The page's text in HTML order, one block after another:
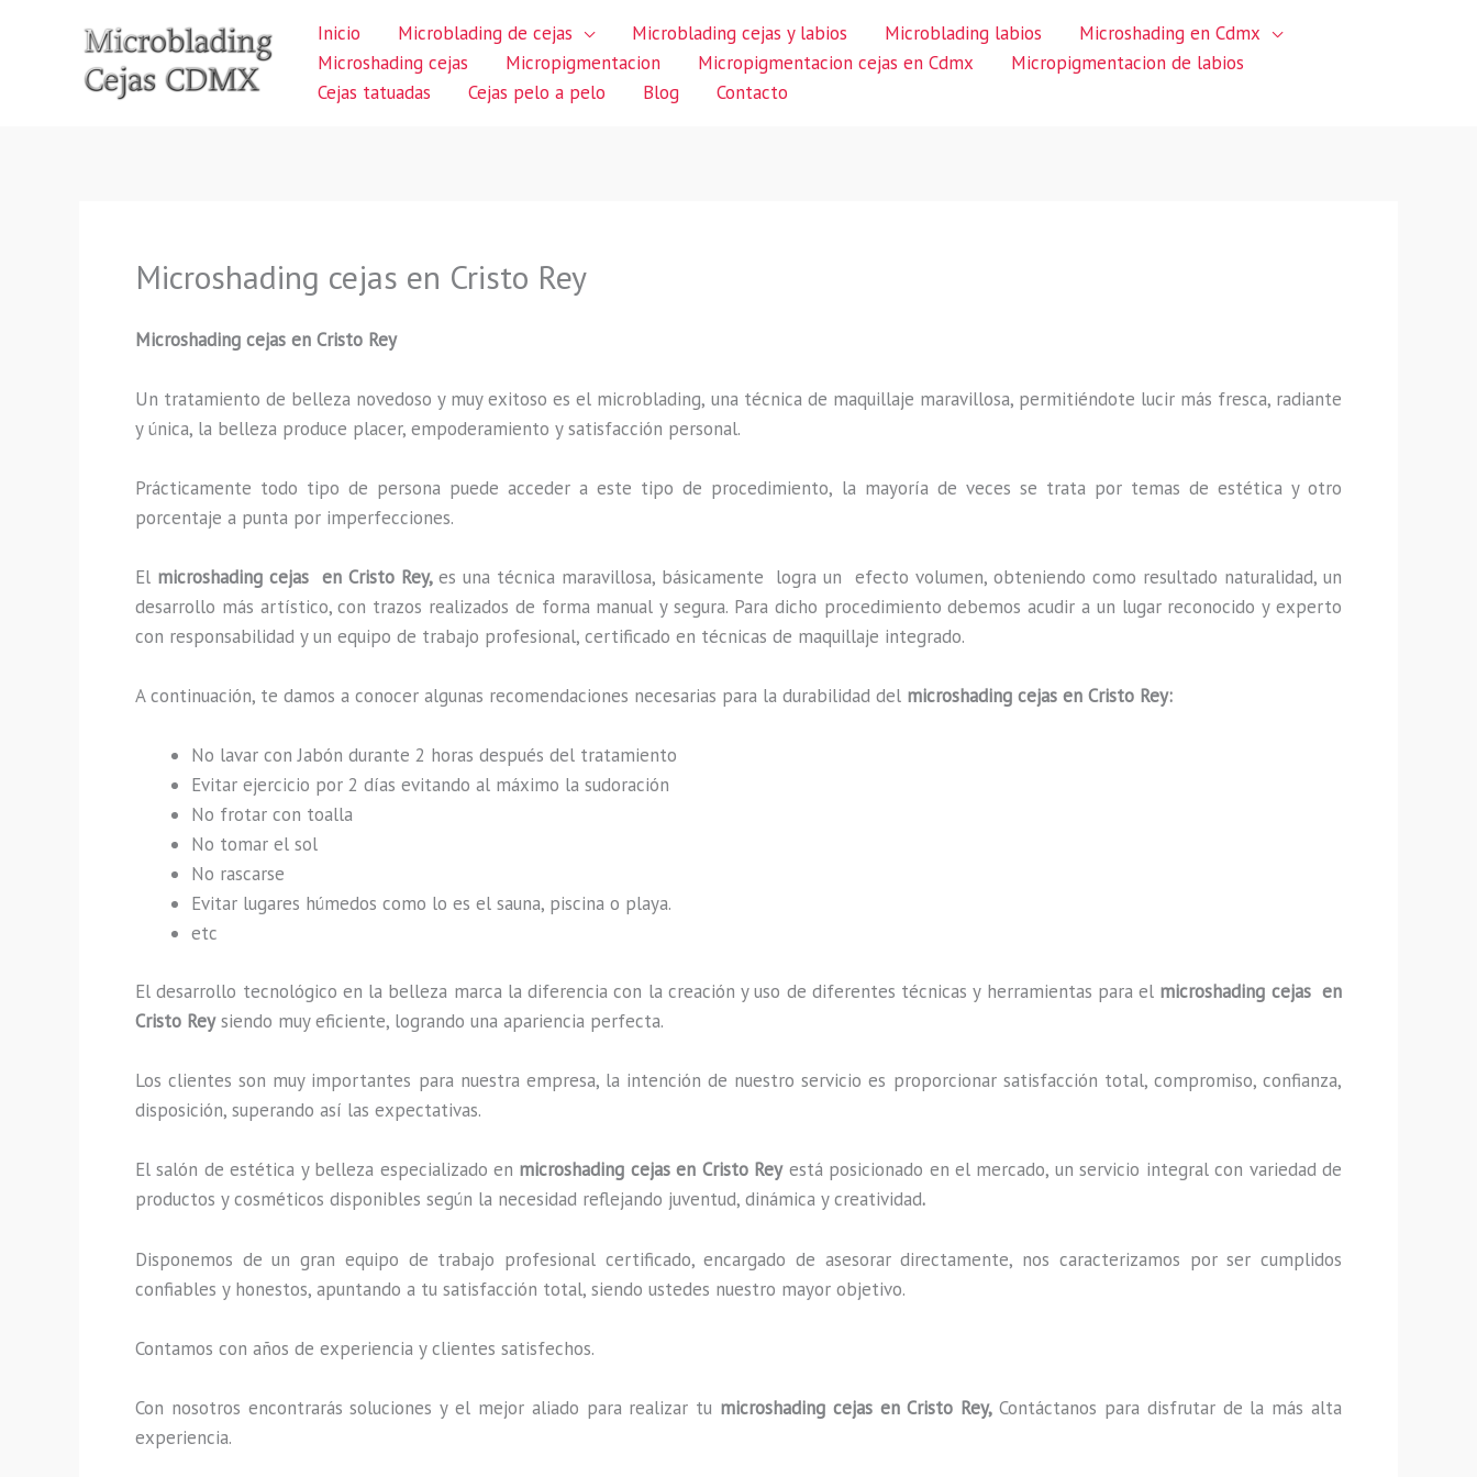
Inicio Microblading de cejas Microblading cejas y labios Microblading labios
Microshading en Cdmx
Microshading cejas
Micropigmentacion Micropigmentacion cejas en Cdmx
Micropigmentacion de labios
Cejas tatuadas
Cejas pelo a pelo Blog Contacto
Microshading cejas en Cristo Rey
Microshading cejas en Cristo Rey
Un tratamiento de belleza novedoso y muy exitoso es el microblading, una técnica de maquillaje maravillosa, permitiéndote lucir más fresca, radiante
y única, la belleza produce placer, empoderamiento y satisfacción personal.
Prácticamente todo tipo de persona puede acceder a este tipo de procedimiento, la mayoría de veces se trata por temas de estética y otro
porcentaje a punta por imperfecciones.
El microshading cejas en Cristo Rey, es una técnica maravillosa, básicamente logra un efecto volumen, obteniendo como resultado naturalidad, un
desarrollo más artístico, con trazos realizados de forma manual y segura. Para dicho procedimiento debemos acudir a un lugar reconocido y experto
con responsabilidad y un equipo de trabajo profesional, certificado en técnicas de maquillaje integrado.
A continuación, te damos a conocer algunas recomendaciones necesarias para la durabilidad del microshading cejas en Cristo Rey:
No lavar con Jabón durante 2 horas después del tratamiento
Evitar ejercicio por 2 días evitando al máximo la sudoración
No frotar con toalla
No tomar el sol
No rascarse
Evitar lugares húmedos como lo es el sauna, piscina o playa.
etc
El desarrollo tecnológico en la belleza marca la diferencia con la creación y uso de diferentes técnicas y herramientas para el microshading cejas en
Cristo Reysiendo muy eficiente, logrando una apariencia perfecta.
Los clientes son muy importantes para nuestra empresa, la intención de nuestro servicio es proporcionar satisfacción total, compromiso, confianza,
disposición, superando así las expectativas.
El salón de estética y belleza especializado en microshading cejas en Cristo Reyestá posicionado en el mercado, un servicio integral con variedad de
productos y cosméticos disponibles según la necesidad reflejando juventud, dinámica y creatividad.
Disponemos de un gran equipo de trabajo profesional certificado, encargado de asesorar directamente, nos caracterizamos por ser cumplidos
confiables y honestos, apuntando a tu satisfacción total, siendo ustedes nuestro mayor objetivo.
Contamos con años de experiencia y clientes satisfechos.
Con nosotros encontrarás soluciones y el mejor aliado para realizar tu microshading cejas en Cristo Rey,Contáctanos para disfrutar de la más alta
experiencia.